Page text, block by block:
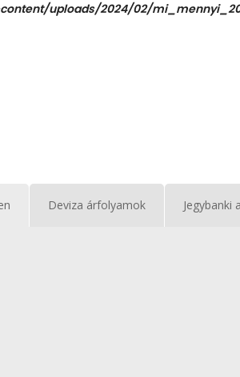
uploads/2024/02/
Deviza árfolyamok Jegybanki